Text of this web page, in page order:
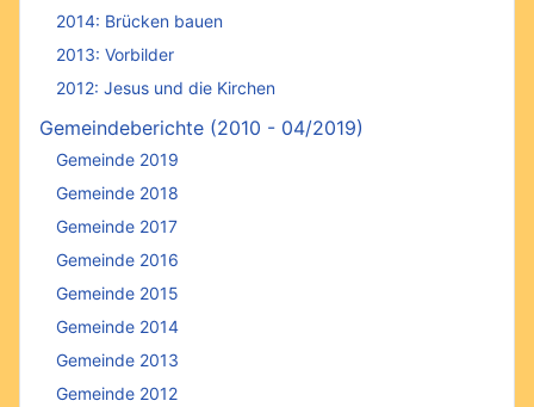
2014: Brücken bauen
2013: Vorbilder
2012: Jesus und die Kirchen
Gemeindeberichte (2010 - 04/2019)
Gemeinde 2019
Gemeinde 2018
Gemeinde 2017
Gemeinde 2016
Gemeinde 2015
Gemeinde 2014
Gemeinde 2013
Gemeinde 2012